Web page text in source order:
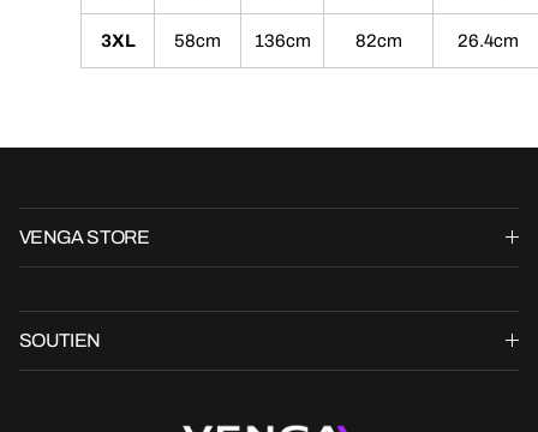
3XL 58cm 136cm 82cm 26.4cm
VENGA STORE
SOUTIEN